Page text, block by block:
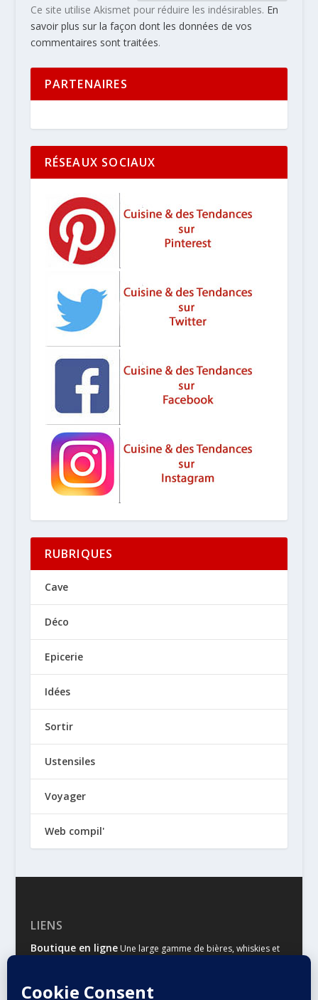
Ce site utilise Akismet pour réduire les indésirables. En
savoir plus sur la façon dont les données de vos
commentaires sont traitées.
PARTENAIRES
RÉSEAUX SOCIAUX
RUBRIQUES
Cave
Déco
Epicerie
Idées
Sortir
Ustensiles
Voyager
Web compil'
LIENS
Boutique en ligneUne large gamme de bières, whiskies et
Malts & HoublonsLe site d’information des amateurs de